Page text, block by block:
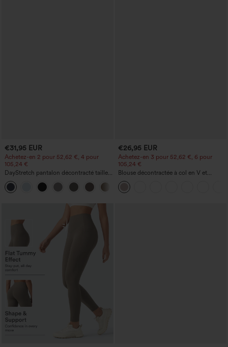
€31,95 EUR
Achetez-en 2 pour 52,62 €, 4 pour
105,24 €
DayStretch pantalon décontracté taille
haute avec poches et coupe droite
€26,95 EUR
Achetez-en 3 pour 52,62 €, 6 pour
105,24 €
Blouse décontractée à col en V et
manches courtes bouffantes